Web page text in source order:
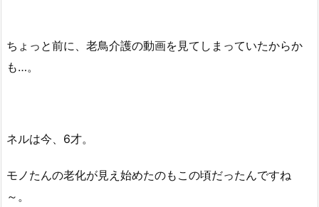
ちょっと前に、老鳥介護の動画を見てしまっていたからか
も…。
ネルは今、6才。
モノたんの老化が見え始めたのもこの頃だったんですね
～。